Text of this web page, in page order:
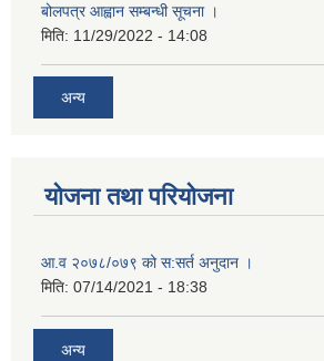
बोलपत्र आह्वान सम्बन्धी सूचना ।
मिति: 11/29/2022 - 14:08
अन्य
योजना तथा परियोजना
आ.व २०७८/०७९ को स:सर्त अनुदान ।
मिति: 07/14/2021 - 18:38
अन्य